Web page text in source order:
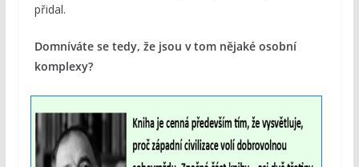
přidal.
Domníváte se tedy, že jsou v tom nějaké osobní
komplexy?